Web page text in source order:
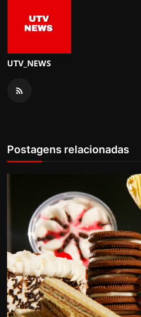
UTV_NEWS
Postagens relacionadas